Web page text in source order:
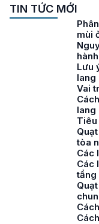
TIN TỨC MỚI
mùi
Lưu
lang
Vai
lang
Tiêu
tòa
Các
Các
tầng